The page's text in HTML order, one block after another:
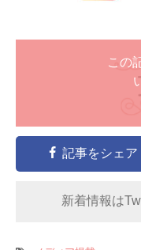
この
記事をシェア
新着情報は